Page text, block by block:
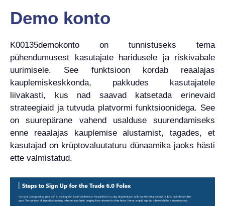
Demo konto
K00135demokonto on tunnistuseks tema
pühendumusest kasutajate haridusele ja riskivabale
uurimisele. See funktsioon kordab reaalajas
kauplemiskeskkonda, pakkudes kasutajatele
liivakasti, kus nad saavad katsetada erinevaid
strateegiaid ja tutvuda platvormi funktsioonidega. See
on suurepärane vahend usalduse suurendamiseks
enne reaalajas kauplemise alustamist, tagades, et
kasutajad on krüptovaluutaturu dünaamika jaoks hästi
ette valmistatud.